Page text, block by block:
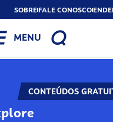
SOBREFALE CONOSCO
MENU
CONTEÚDOS
Explore